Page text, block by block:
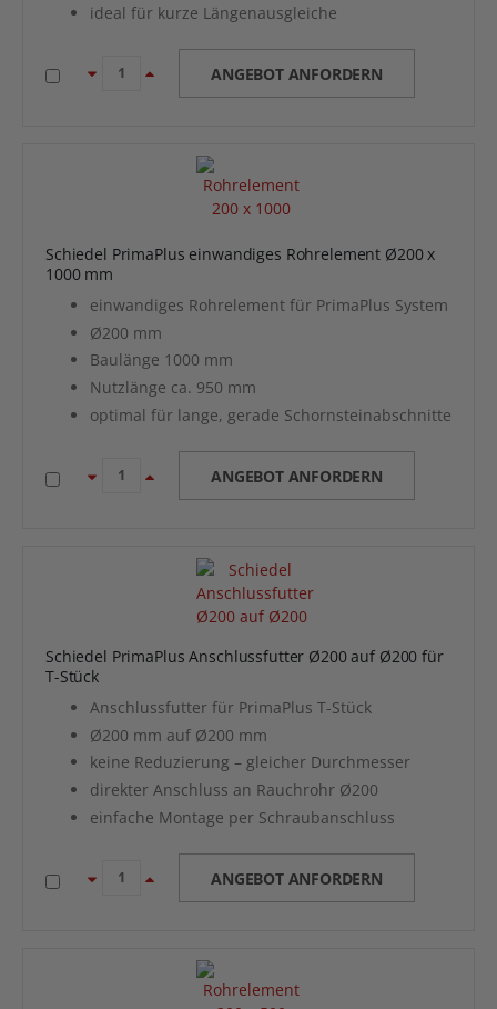
ideal für kurze Längenausgleiche
ANGEBOT ANFORDERN
Schiedel PrimaPlus einwandiges Rohrelement Ø200 x
1000 mm
einwandiges Rohrelement für PrimaPlus System
Ø200 mm
Baulänge 1000 mm
Nutzlänge ca. 950 mm
optimal für lange, gerade Schornsteinabschnitte
ANGEBOT ANFORDERN
Schiedel PrimaPlus Anschlussfutter Ø200 auf Ø200 für
T-Stück
Anschlussfutter für PrimaPlus T-Stück
Ø200 mm auf Ø200 mm
keine Reduzierung – gleicher Durchmesser
direkter Anschluss an Rauchrohr Ø200
einfache Montage per Schraubanschluss
ANGEBOT ANFORDERN